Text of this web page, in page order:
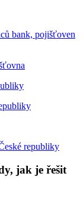
bank, pojišťoven
republiky
jak je řešit